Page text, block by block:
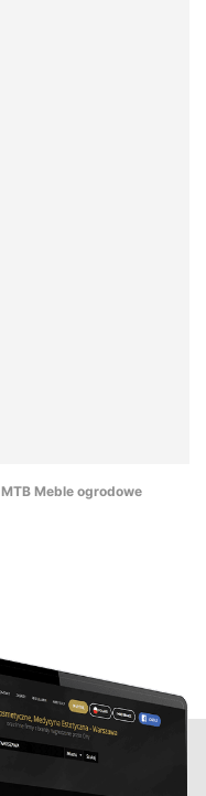
MTB Meble ogrodowe